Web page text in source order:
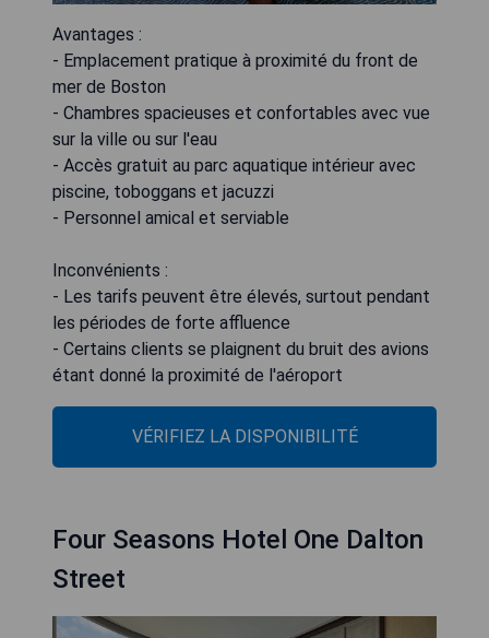
Avantages :
- Emplacement pratique à proximité du front de
mer de Boston
- Chambres spacieuses et confortables avec vue
sur la ville ou sur l'eau
- Accès gratuit au parc aquatique intérieur avec
piscine, toboggans et jacuzzi
- Personnel amical et serviable
Inconvénients :
- Les tarifs peuvent être élevés, surtout pendant
les périodes de forte affluence
- Certains clients se plaignent du bruit des avions
étant donné la proximité de l'aéroport
VÉRIFIEZ LA DISPONIBILITÉ
Four Seasons Hotel One Dalton
Street